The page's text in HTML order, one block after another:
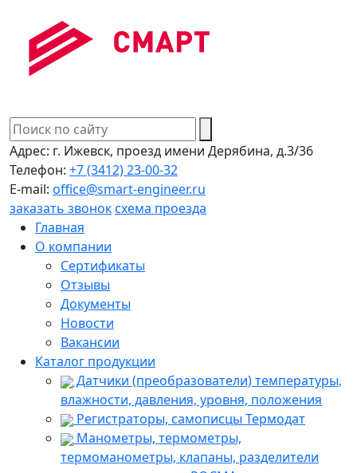
Адрес: г. Ижевск, проезд имени Дерябина, д.3/36
Телефон: +7 (3412) 23-00-32
E-mail: office@smart-engineer.ru
заказать звоноксхема проезда
Главная
О компании
Сертификаты
Отзывы
Документы
Новости
Вакансии
Каталог продукции
Датчики (преобразователи) температуры,
влажности, давления, уровня, положения
Регистраторы, самописцы Термодат
Манометры, термометры,
термоманометры, клапаны, разделители